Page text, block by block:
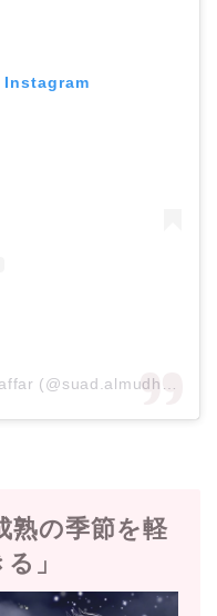
熟の季節を軽
」